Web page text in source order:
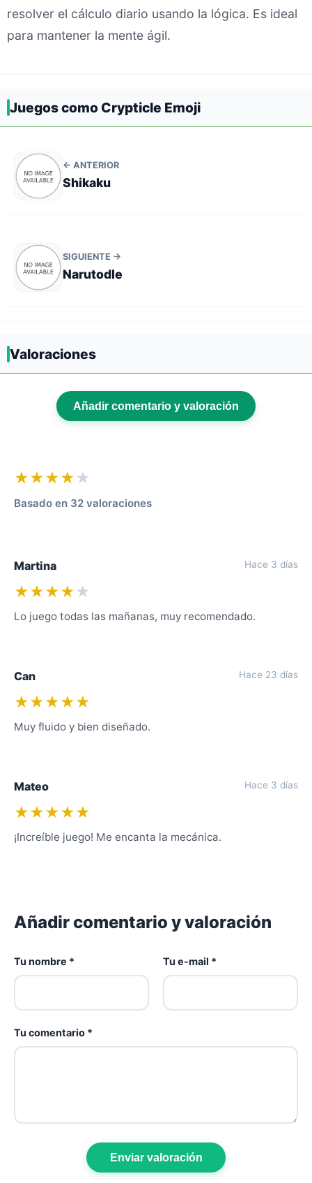
resolver el cálculo diario usando la lógica. Es ideal
para mantener la mente ágil.
Juegos como Crypticle Emoji
← ANTERIOR
Shikaku
SIGUIENTE →
Narutodle
Valoraciones
Añadir comentario y valoración
★★★★ ★
Basado en 32 valoraciones
Martina Hace 3 días
★★★★ ★
Lo juego todas las mañanas, muy recomendado.
Can Hace 23 días
★★★★★
Muy fluido y bien diseñado.
Mateo Hace 3 días
★★★★★
¡Increíble juego! Me encanta la mecánica.
Añadir comentario y valoración
Tu nombre * Tu e-mail *
Tu comentario *
Enviar valoración